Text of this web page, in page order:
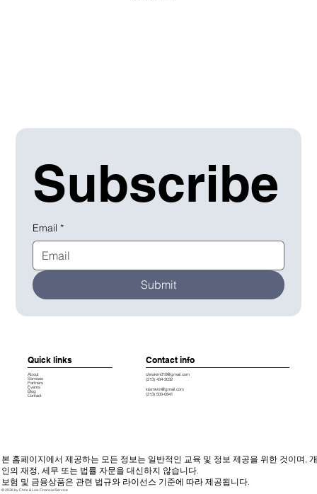
본 홈페이지에서 제공하는 모든 정보는 일반적인 교육 및 정보 제공을 위한 것이며, 개
인의 재정, 세무 또는 법률 자문을 대신하지 않습니다.
보험 및 금융상품은 관련 법규와 라이선스 기준에 따라 제공됩니다.
© 2026 by Chris & Lois Financial Service
Quick links
About
Services
Partners
Events
Blog
Contact
chriskim010@gmail.com
(213) 434-3032
loismkim@gmail.com
(213) 500-0841
Contact info
Subscribe
Email *
Submit